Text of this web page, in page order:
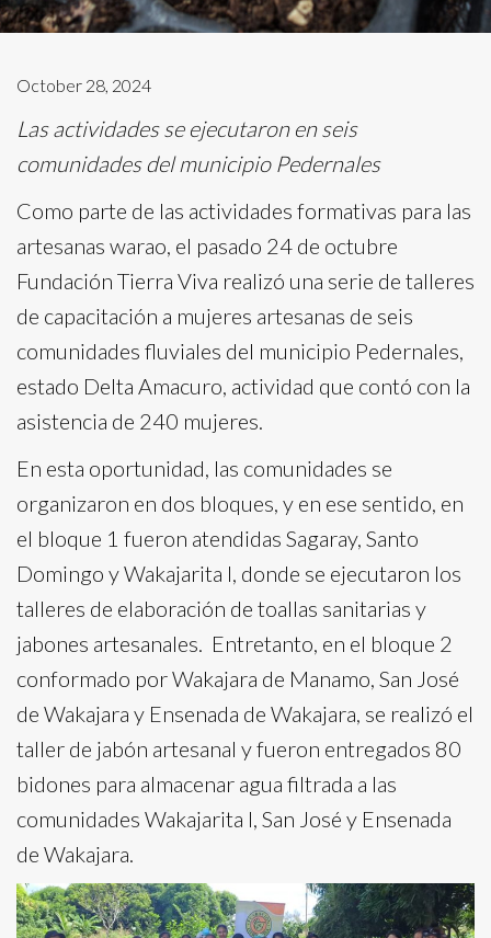
October 28, 2024
Las actividades se ejecutaron en seis
comunidades del municipio Pedernales
Como parte de las actividades formativas para las
artesanas warao, el pasado 24 de octubre
Fundación Tierra Viva realizó una serie de talleres
de capacitación a mujeres artesanas de seis
comunidades fluviales del municipio Pedernales,
estado Delta Amacuro, actividad que contó con la
asistencia de 240 mujeres.
En esta oportunidad, las comunidades se
organizaron en dos bloques, y en ese sentido, en
el bloque 1 fueron atendidas Sagaray, Santo
Domingo y Wakajarita I, donde se ejecutaron los
talleres de elaboración de toallas sanitarias y
jabones artesanales. Entretanto, en el bloque 2
conformado por Wakajara de Manamo, San José
de Wakajara y Ensenada de Wakajara, se realizó el
taller de jabón artesanal y fueron entregados 80
bidones para almacenar agua filtrada a las
comunidades Wakajarita I, San José y Ensenada
de Wakajara.